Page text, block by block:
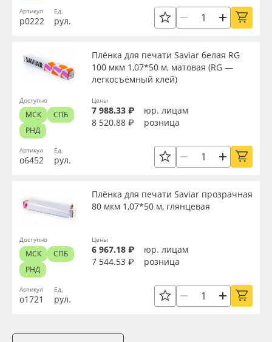
Артикул
р0222
Ед.
рул.
Артикул
о6452
Плёнка для печати Saviar белая RG
100 мкм 1,07*50 м, матовая (RG —
легкосъёмный клей)
Ед.
рул.
Цены
7 988.33 ₽
юр. лицам
8 520.88 ₽
розница
Доступно
МСК
СПБ
РНД
Артикул
о1721
Плёнка для печати Saviar прозрачная
80 мкм 1,07*50 м, глянцевая
Ед.
рул.
Цены
6 967.18 ₽
юр. лицам
7 544.53 ₽
розница
Доступно
МСК
СПБ
РНД